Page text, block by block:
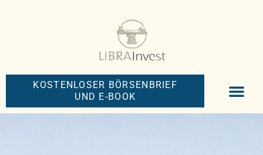
KOSTENLOSER BÖRSENBRIEF
UND E-BOOK